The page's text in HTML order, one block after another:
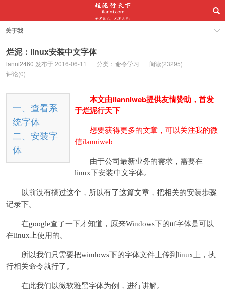
关于我
烂泥：linux安装中文字体
lanni2460 发布于 2016-06-11 分类： 命令学习
阅读(23295)
评论(0)
一、查看系
统字体
二、安装字
体
本文由ilanniweb提供友情赞助，首发
于烂泥行天下
想要获得更多的文章，可以关注我的微
信ilanniweb
由于公司最新业务的需求，需要在
linux下安装中文字体。
以前没有搞过这个，所以有了这篇文章，把相关的安装步骤
记录下。
在google查了一下才知道，原来Windows下的ttf字体是可以
在linux上使用的。
所以我们只需要把windows下的字体文件上传到linux上，执
行相关命令就行了。
在此我们以微软雅黑字体为例，进行讲解。